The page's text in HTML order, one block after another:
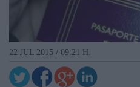
22 JUL 2015 / 09:21 H.